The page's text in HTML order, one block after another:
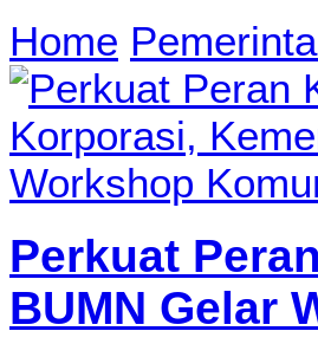
Home
Perkuat
BUMN Gelar